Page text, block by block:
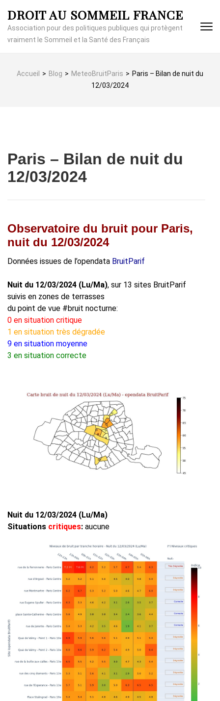
contenu
(Pressez
DROIT AU SOMMEIL FRANCE
Association pour des politiques publiques qui protègent
vraiment le Sommeil et la Santé des Français
Accueil > Blog > MeteoBruitParis > Paris – Bilan de nuit du
12/03/2024
Paris – Bilan de nuit du
12/03/2024
Observatoire du bruit pour Paris,
nuit du 12/03/2024
Données issues de l’opendata BruitParif
Nuit du 12/03/2024 (Lu/Ma), sur 13 sites BruitParif
suivis en zones de terrasses
du point de vue #bruit nocturne:
0 en situation critique
1 en situation très dégradée
9 en situation moyenne
3 en situation correcte
Nuit du 12/03/2024 (Lu/Ma)
Situations critiques: aucune